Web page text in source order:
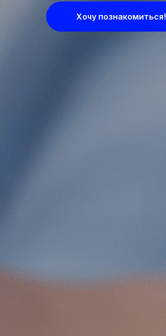
Хочу познакомиться!